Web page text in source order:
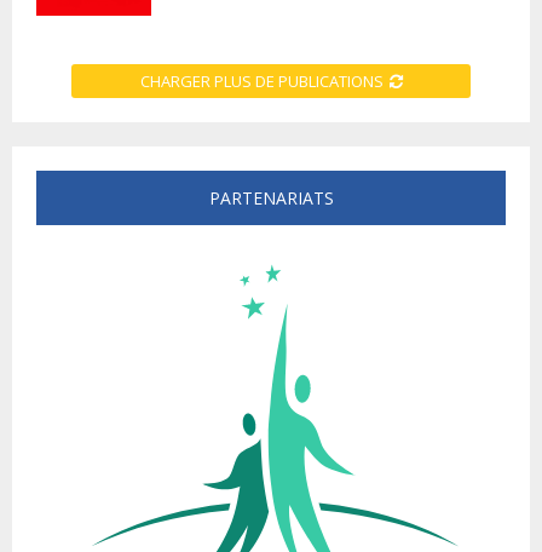
CHARGER PLUS DE PUBLICATIONS
PARTENARIATS